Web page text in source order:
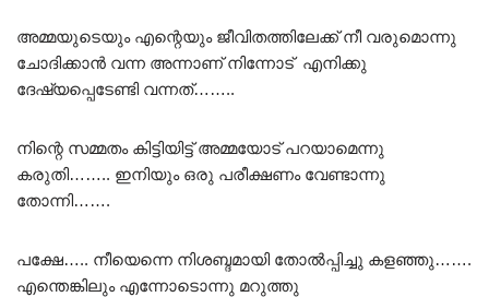
അമ്മയുടെയും എന്റെയും ജീവിതത്തിലേക്ക് നീ വരുമൊന്നു
ചോദിക്കാൻ വന്ന അന്നാണ് നിന്നോട് എനിക്കു
ദേഷ്യപ്പെടേണ്ടി വന്നത്……..
നിന്റെ സമ്മതം കിട്ടിയിട്ട് അമ്മയോട് പറയാമെന്നു
കരുതി…….. ഇനിയും ഒരു പരീക്ഷണം വേണ്ടാന്നു
തോന്നി…….
പക്ഷേ….. നീയെന്നെ നിശബ്ദമായി തോൽപ്പിച്ചു കളഞ്ഞു…….
എന്തെങ്കിലും എന്നോടൊന്നു മറുത്തു